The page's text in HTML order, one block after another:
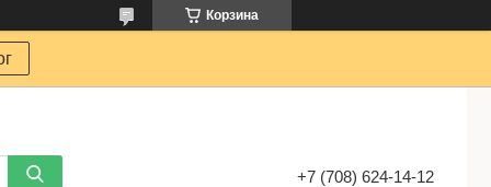
Корзина
+7 (708) 624-14-12